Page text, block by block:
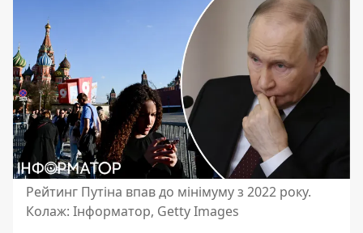
Рейтинг Путіна впав до мінімуму з 2022 року.
Колаж: Інформатор, Getty Images